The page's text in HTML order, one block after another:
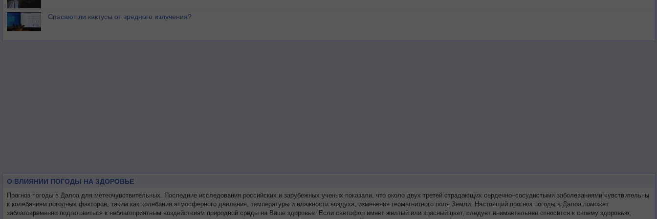
Спасают ли кактусы от вредного излучения?
О ВЛИЯНИИ ПОГОДЫ НА ЗДОРОВЬЕ
Прогноз погоды в Далоа для метеочувствительных. Последние исследования российских и зарубежных ученых показали, что около двух третей страдающих сердечно–сосудистыми заболеваниями чувствительны
к колебаниям погодных факторов, таким как колебания атмосферного давления, температуры и влажности воздуха, изменения геомагнитного поля Земли. Настоящий прогноз погоды в Далоа поможет
заблаговременно подготовиться к неблагоприятным воздействиям природной среды на Ваше здоровье. Если светофор имеет желтый или красный цвет, следует внимаетельнее относится к своему здоровью,